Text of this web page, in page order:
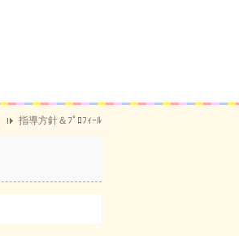
指導方針＆ﾌﾟﾛﾌｨｰﾙ